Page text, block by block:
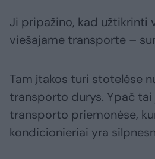
Ji pripažino, kad užtikrinti
viešajame transporte –
Tam įtakos turi stotelėse
transporto durys. Ypač tai
transporto priemonėse,
kondicionieriai yra